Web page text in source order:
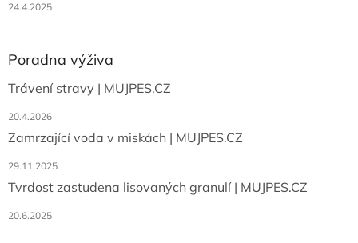
24.4.2025
Poradna výživa
Trávení stravy | MUJPES.CZ
20.4.2026
Zamrzající voda v miskách | MUJPES.CZ
29.11.2025
Tvrdost zastudena lisovaných granulí | MUJPES.CZ
20.6.2025